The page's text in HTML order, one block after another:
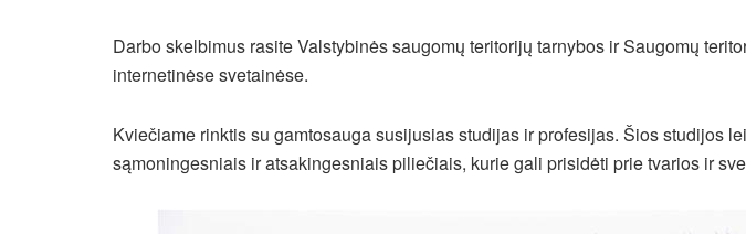
Darbo skelbimus rasite Valstybinės saugomų teritorijų tarnybos ir Saugomų
internetinėse svetainėse.
Kviečiame rinktis su gamtosauga susijusias studijas ir profesijas. Šios studijos
sąmoningesniais ir atsakingesniais piliečiais, kurie gali prisidėti prie tvarios ir